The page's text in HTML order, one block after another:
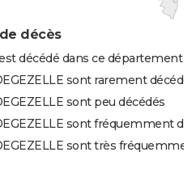
de décès
décédé dans ce département
sont rarement
sont peu décédés
sont fréquemment
sont très